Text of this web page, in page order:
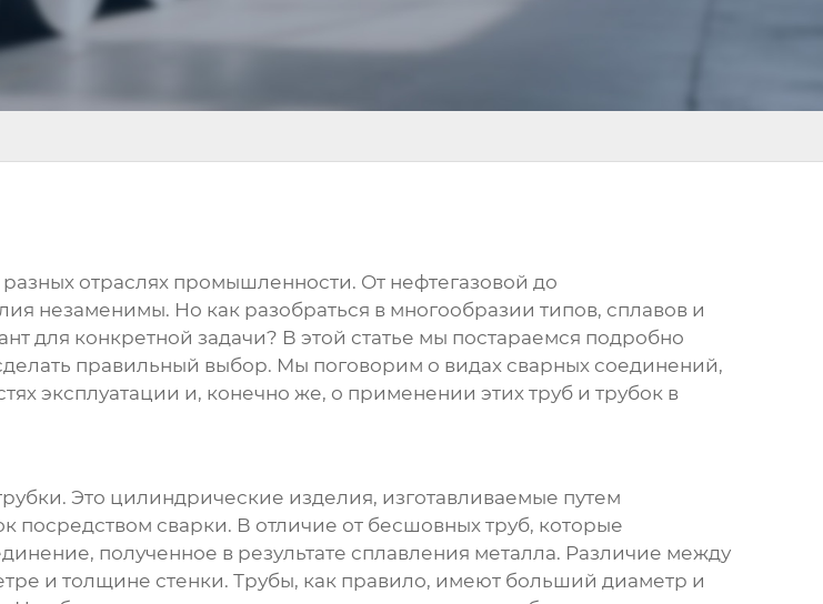
отраслях промышленности. От нефтегазовой до
незаменимы. Но как разобраться в многообразии типов, сплавов и
для конкретной задачи? В этой статье мы постараемся подробно
правильный выбор. Мы поговорим о видах сварных соединений,
эксплуатации и, конечно же, о применении этих труб и трубок в
. Это цилиндрические изделия, изготавливаемые путем
посредством сварки. В отличие от бесшовных труб, которые
полученное в результате сплавления металла. Различие между
и толщине стенки. Трубы, как правило, имеют больший диаметр и